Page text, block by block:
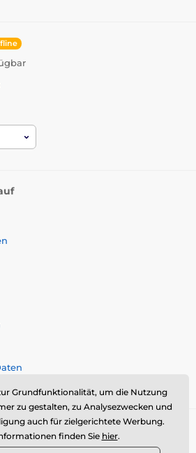
Okružní 361/14, 74718, Píšt',
VAT: CZ09604707,
Grundfunktionalität, um die Nutzung
zu gestalten, zu Analysezwecken und
auch für zielgerichtete Werbung.
finden Sie hier.